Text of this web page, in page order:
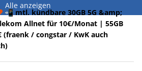
Alle anzeigen
📲 mtl. kündbare 30GB 5G &amp;
Allnet für 10€/Monat | 55GB
(fraenk / congstar / KwK auch